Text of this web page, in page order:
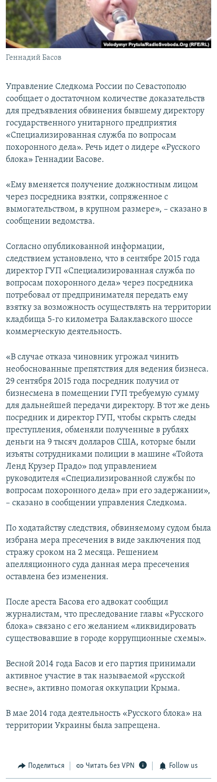
ПОБЕДИТЕЛЕЙ НЕ СУДЯТ?
КРЫМ.НЕПОКОРЕННЫЙ
ELIFBE
УКРАИНСКАЯ ПРОБЛЕМА КРЫМА
ПРИСОЕДИНЯЙТЕСЬ!
Геннадий Басов
Управление Следкома России по Севастополю
сообщает о достаточном количестве доказательств
для предъявления обвинения бывшему директору
государственного унитарного предприятия
«Специализированная служба по вопросам
похоронного дела». Речь идет о лидере «Русского
блока» Геннадии Басове.
«Ему вменяется получение должностным лицом
через посредника взятки, сопряженное с
вымогательством, в крупном размере», – сказано в
сообщении ведомства.
Согласно опубликованной информации,
следствием установлено, что в сентябре 2015 года
директор ГУП «Специализированная служба по
вопросам похоронного дела» через посредника
потребовал от предпринимателя передать ему
взятку за возможность осуществлять на территории
кладбища 5-го километра Балаклавского шоссе
коммерческую деятельность.
«В случае отказа чиновник угрожал чинить
необоснованные препятствия для ведения бизнеса.
29 сентября 2015 года посредник получил от
бизнесмена в помещении ГУП требуемую сумму
для дальнейшей передачи директору. В тот же день
посредник и директор ГУП, чтобы скрыть следы
преступления, обменяли полученные в рублях
деньги на 9 тысяч долларов США, которые были
изъяты сотрудниками полиции в машине «Тойота
Ленд Крузер Прадо» под управлением
руководителя «Специализированной службы по
вопросам похоронного дела» при его задержании»,
– сказано в сообщении управления Следкома.
По ходатайству следствия, обвиняемому судом была
избрана мера пресечения в виде заключения под
стражу сроком на 2 месяца. Решением
апелляционного суда данная мера пресечения
оставлена без изменения.
После ареста Басова его адвокат сообщил
журналистам, что преследование главы «Русского
блока» связано с его желанием «ликвидировать
существовавшие в городе коррупционные схемы».
Весной 2014 года Басов и его партия принимали
активное участие в так называемой «русской
весне», активно помогая оккупации Крыма.
В мае 2014 года деятельность «Русского блока» на
территории Украины была запрещена.
Поделиться Читать без VPN Follow us